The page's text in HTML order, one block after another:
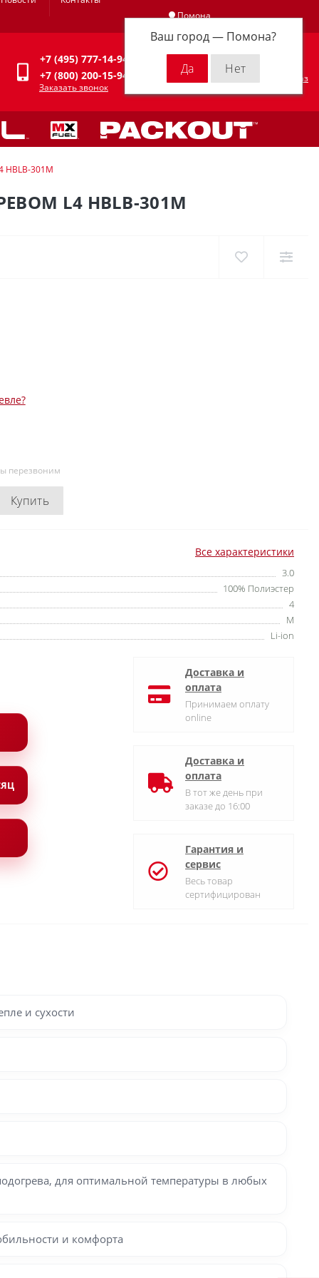
Помона
Ваш город — Помона?
Личный кабинет
+7 (495) 777-14-94
+7 (800) 200-15-94
Заказать звонок
0 р.
Оформить заказ
HBLB-301M
L4 HBLB-301M
перезвоним
Купить
Все характеристики
3.0
100% Полиэстер
4
M
Li-ion
Доставка и
оплата
Принимаем оплату
online
Доставка и
оплата
В тот же день при
заказе до 16:00
Гарантия и
сервис
Весь товар
сертифицирован
и сухости
для оптимальной температуры в любых
и комфорта